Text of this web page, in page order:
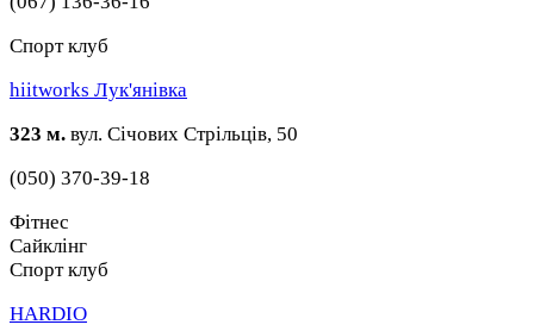
Спорт клуб
hiitworks Лук'янівка
323 м. вул. Січових Стрільців, 50
(050) 370-39-18
Фітнес
Сайклінг
Спорт клуб
HARDIO